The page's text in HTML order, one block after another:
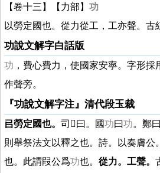
【卷十三】【力部】 功
以勞定國也。從力從工，工亦聲。古
功說文解字白話版
功 ，費心費力，使國家安寧。字形採
作聲旁。
『功說文解字注』清代段玉裁
㠯勞定國也。 司曰。國功曰功。鄭曰
則舉祭法文以釋之也。詩。以奏膚公
也。此謂叚公爲功也。 從力。工聲。